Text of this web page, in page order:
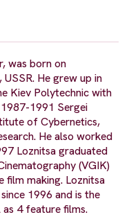
was born on
He grew up in
Kiev Polytechnic with
1991 Sergei
of Cybernetics,
He also worked
Loznitsa graduated
(VGIK)
film making. Loznitsa
1996 and is the
4 feature films.